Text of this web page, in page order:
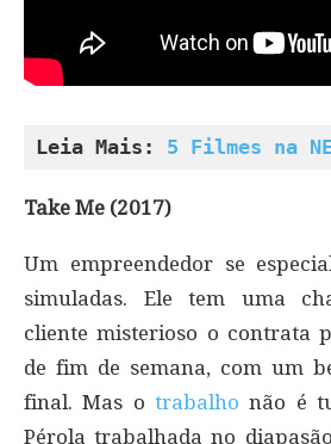
Leia Mais: 5 Filmes na
Take Me (2017)
Um empreendedor se
simuladas. Ele tem uma
cliente misterioso o contrata
de fim de semana, com um
final. Mas o trabalho não é
Pérola trabalhada no